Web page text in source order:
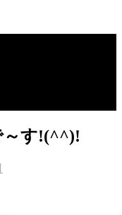
～す!(^^)!